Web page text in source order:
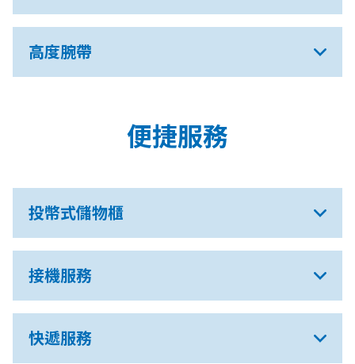
高度腕帶
便捷服務
投幣式儲物櫃
接機服務
快遞服務